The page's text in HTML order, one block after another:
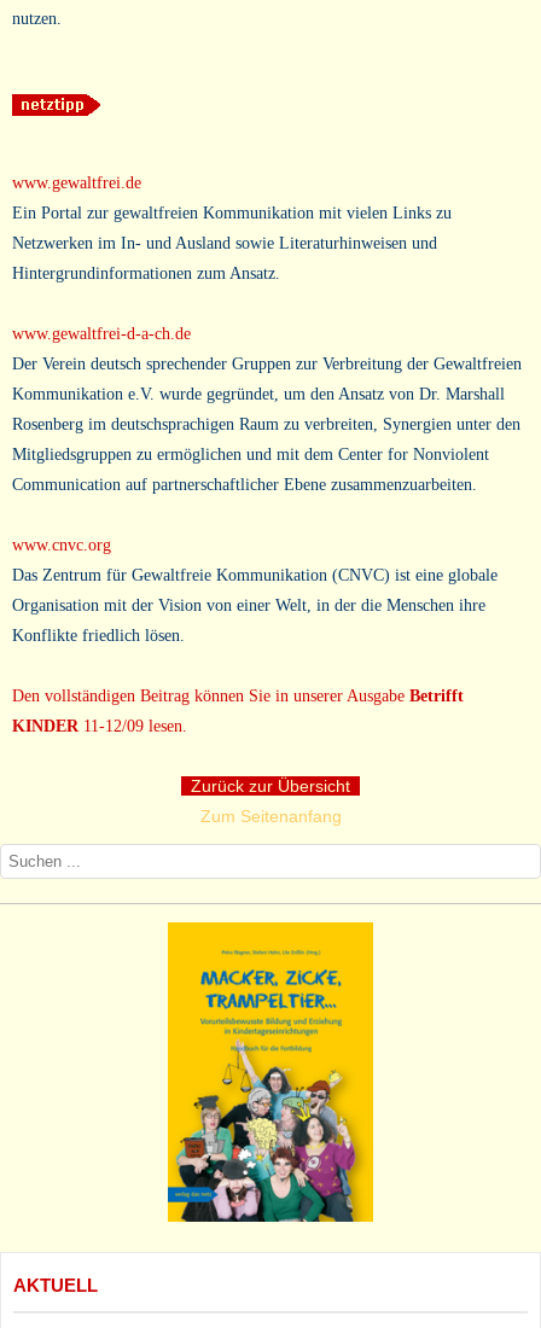
nutzen.
www.gewaltfrei.de
Ein Portal zur gewaltfreien Kommunikation mit vielen Links zu
Netzwerken im In- und Ausland sowie Literaturhinweisen und
Hintergrundinformationen zum Ansatz.
www.gewaltfrei-d-a-ch.de
Der Verein deutsch sprechender Gruppen zur Verbreitung der Gewaltfreien
Kommunikation e.V. wurde gegründet, um den Ansatz von Dr. Marshall
Rosenberg im deutschsprachigen Raum zu verbreiten, Synergien unter den
Mitgliedsgruppen zu ermöglichen und mit dem Center for Nonviolent
Communication auf partnerschaftlicher Ebene zusammenzuarbeiten.
www.cnvc.org
Das Zentrum für Gewaltfreie Kommunikation (CNVC) ist eine globale
Organisation mit der Vision von einer Welt, in der die Menschen ihre
Konflikte friedlich lösen.
Den vollständigen Beitrag können Sie in unserer Ausgabe Betrifft
KINDER11-12/09 lesen.
Zurück zur Übersicht
Zum Seitenanfang
AKTUELL